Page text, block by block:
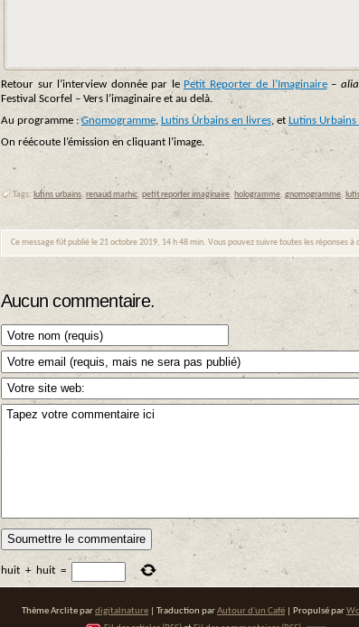
Retour sur l’interview donnée par le Petit Reporter de l’Imaginaire–
Festival Scorfel – Vers l’imaginaire et au delà.
Au programme : Gnomogramme, Lutins Urbains en livres, et Lutins Urbains
On réécoute l’émission en cliquant l’image.
Tags: lutins urbains, renaud marhic, petit reporter imaginaire, hologramme, gnomogramme,
Ce message fût publié le 21 octobre 2019, 14 h 48 min. Vous pouvez suivre toutes les réponses
Aucun commentaire.
huit + huit =
Thème Arclite pardigitalnature | Traduction parAutour d'un Café | Propulsé par